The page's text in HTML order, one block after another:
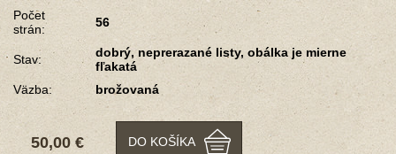
Počet
strán:
56
Stav:
dobrý, neprerazané listy, obálka je mierne
fľakatá
Väzba:
brožovaná
50,00 € DO KOŠÍKA